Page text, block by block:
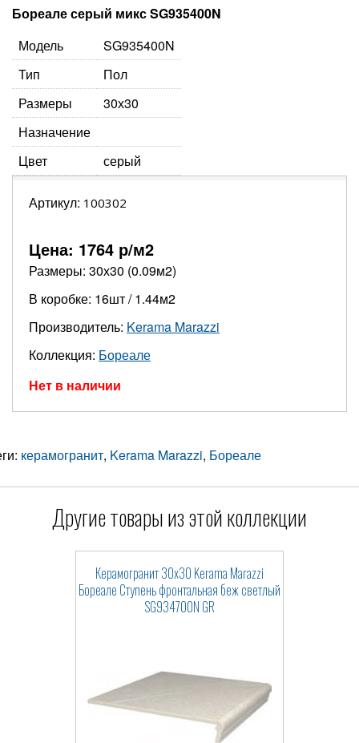
Бореале серый микс SG935400N
Модель
SG935400N
Тип
Пол
Размеры
30х30
Назначение
Цвет
серый
Артикул: 100302
Цена: 1764 р/м2
Размеры: 30х30 (0.09м2)
В коробке: 16шт / 1.44м2
Производитель: Kerama Marazzi
Коллекция: Бореале
Нет в наличии
керамогранит, Kerama Marazzi, Бореале
Другие товары из этой коллекции
Керамогранит 30x30 Kerama Marazzi
Бореале Ступень фронтальная беж светлый
SG934700N GR